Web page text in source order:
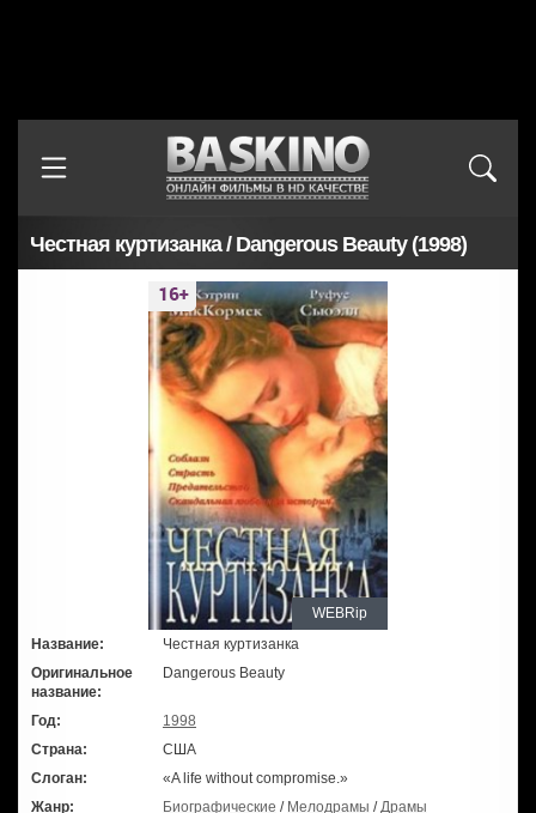
Честная куртизанка / Dangerous Beauty (1998)
WEBRip
Название:
Честная куртизанка
Оригинальное
название:
Dangerous Beauty
Год:
1998
Страна:
США
Слоган:
«A life without compromise.»
Жанр:
Биографические / Мелодрамы /Драмы